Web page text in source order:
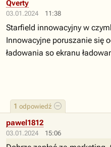
03.01.2024 11:38
1 odpowiedź
Qverty
Starfield innowacyjny w
Innowacyjne poruszanie się
ładowania so ekranu
03.01.2024 15:06
pawel1812